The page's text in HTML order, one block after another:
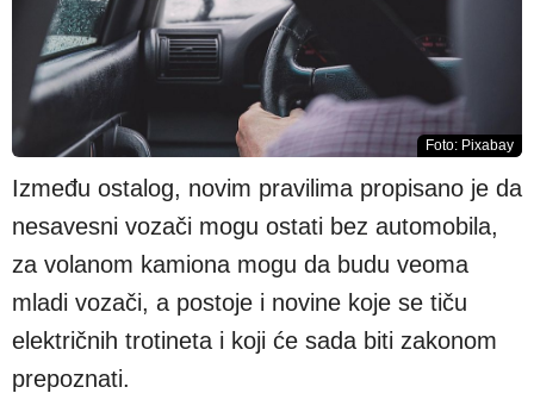
Foto: Pixabay
Između ostalog, novim pravilima propisano je da
nesavesni vozači mogu ostati bez automobila,
za volanom kamiona mogu da budu veoma
mladi vozači, a postoje i novine koje se tiču
električnih trotineta i koji će sada biti zakonom
prepoznati.